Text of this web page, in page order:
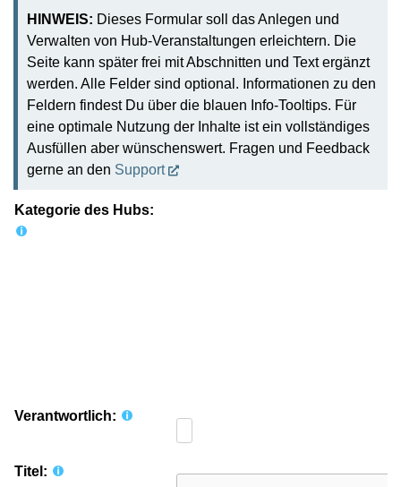
HINWEIS: Dieses Formular soll das Anlegen und
Verwalten von Hub-Veranstaltungen erleichtern. Die
Seite kann später frei mit Abschnitten und Text ergänzt
werden. Alle Felder sind optional. Informationen zu den
Feldern findest Du über die blauen Info-Tooltips. Für
eine optimale Nutzung der Inhalte ist ein vollständiges
Ausfüllen aber wünschenswert. Fragen und Feedback
gerne an den Support
Kategorie des Hubs:
Verantwortlich:
Titel: